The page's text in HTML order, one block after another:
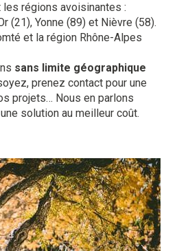
les régions avoisinantes :
(21), Yonne (89) et Nièvre (58).
et la région Rhône-Alpes
sans limite géographique
prenez contact pour une
projets… Nous en parlons
solution au meilleur coût.